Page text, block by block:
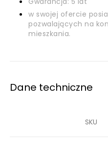
w swojej ofercie
pozwalających na
mieszkania.
Dane techniczne
SKU